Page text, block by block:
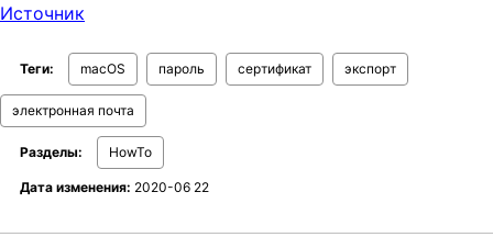
Источник
Теги: macOS пароль сертификат экспорт
электронная почта
Разделы: HowTo
Дата изменения: 2020-06 22